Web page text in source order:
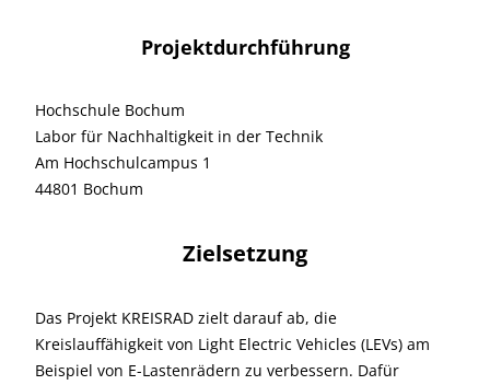
Projektdurchführung
Hochschule Bochum
Labor für Nachhaltigkeit in der Technik
Am Hochschulcampus 1
44801 Bochum
Zielsetzung
Das Projekt KREISRAD zielt darauf ab, die
Kreislauffähigkeit von Light Electric Vehicles (LEVs) am
Beispiel von E-Lastenrädern zu verbessern. Dafür